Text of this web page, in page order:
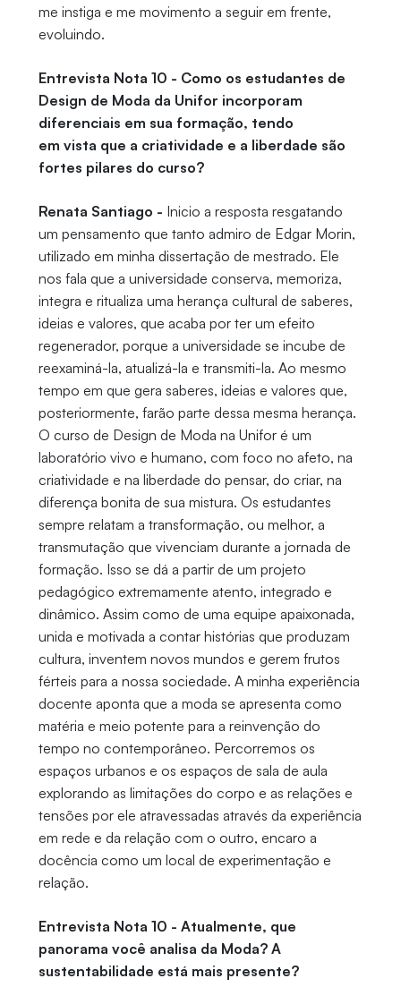
me instiga e me movimento a seguir em frente,
evoluindo.
Entrevista Nota 10 - Como os estudantes de
Design de Moda da Unifor incorporam
diferenciais em sua formação, tendo
em vista que a criatividade e a liberdade são
fortes pilares do curso?
Renata Santiago - Inicio a resposta resgatando
um pensamento que tanto admiro de Edgar Morin,
utilizado em minha dissertação de mestrado. Ele
nos fala que a universidade conserva, memoriza,
integra e ritualiza uma herança cultural de saberes,
ideias e valores, que acaba por ter um efeito
regenerador, porque a universidade se incube de
reexaminá-la, atualizá-la e transmiti-la. Ao mesmo
tempo em que gera saberes, ideias e valores que,
posteriormente, farão parte dessa mesma herança.
O curso de Design de Moda na Unifor é um
laboratório vivo e humano, com foco no afeto, na
criatividade e na liberdade do pensar, do criar, na
diferença bonita de sua mistura. Os estudantes
sempre relatam a transformação, ou melhor, a
transmutação que vivenciam durante a jornada de
formação. Isso se dá a partir de um projeto
pedagógico extremamente atento, integrado e
dinâmico. Assim como de uma equipe apaixonada,
unida e motivada a contar histórias que produzam
cultura, inventem novos mundos e gerem frutos
férteis para a nossa sociedade. A minha experiência
docente aponta que a moda se apresenta como
matéria e meio potente para a reinvenção do
tempo no contemporâneo. Percorremos os
espaços urbanos e os espaços de sala de aula
explorando as limitações do corpo e as relações e
tensões por ele atravessadas através da experiência
em rede e da relação com o outro, encaro a
docência como um local de experimentação e
relação.
Entrevista Nota 10 - Atualmente, que
panorama você analisa da Moda? A
sustentabilidade está mais presente?